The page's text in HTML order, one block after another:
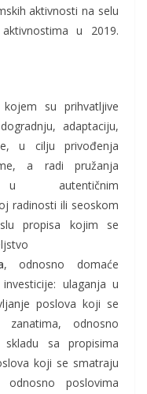
aktivnosti na selu
u 2019.
su prihvatljive
adaptaciju,
u cilju privođenja
a radi pružanja
autentičnim
radinosti ili seoskom
propisa kojim se
, odnosno domaće
ulaganja u
poslova koji se
odnosno
sa propisima
koji se smatraju
poslovima